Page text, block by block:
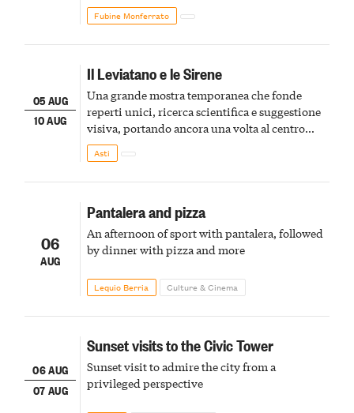
Fubine Monferrato
05 AUG
10 AUG
Il Leviatano e le Sirene
Una grande mostra temporanea che fonde
reperti unici, ricerca scientifica e suggestione
visiva, portando ancora una volta al centro
della scena le meraviglie del passato astigiano
Asti
06
AUG
Pantalera and pizza
An afternoon of sport with pantalera, followed
by dinner with pizza and more
Lequio Berria Culture & Cinema
06 AUG
07 AUG
Sunset visits to the Civic Tower
Sunset visit to admire the city from a
privileged perspective